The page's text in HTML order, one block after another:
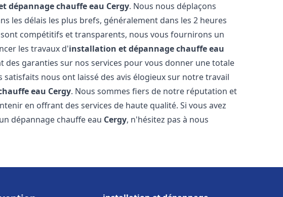
dépannage chauffe eau Cergy. Nous nous déplaçons
les délais les plus brefs, généralement dans les 2 heures
compétitifs et transparents, nous vous fournirons un
les travaux d'installation et dépannage chauffe eau
des garanties sur nos services pour vous donner une totale
nous ont laissé des avis élogieux sur notre travail
eau Cergy. Nous sommes fiers de notre réputation et
en offrant des services de haute qualité. Si vous avez
dépannage chauffe eau Cergy, n'hésitez pas à nous